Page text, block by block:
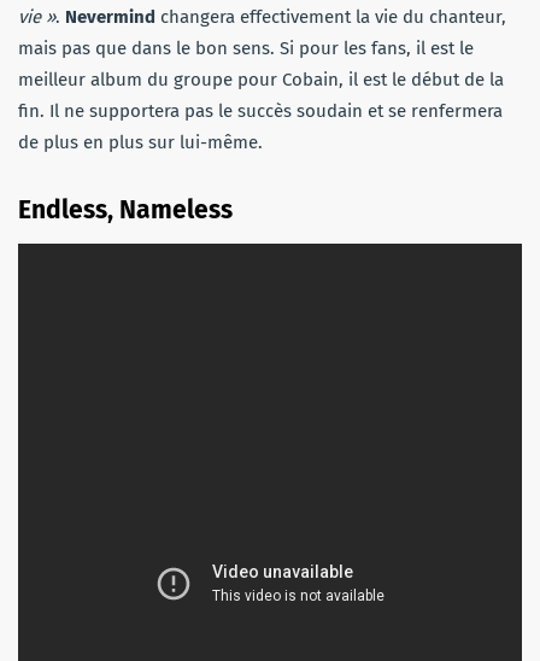
vie ». Nevermind changera effectivement la vie du chanteur,
mais pas que dans le bon sens. Si pour les fans, il est le
meilleur album du groupe pour Cobain, il est le début de la
fin. Il ne supportera pas le succès soudain et se renfermera
de plus en plus sur lui-même.
Endless, Nameless